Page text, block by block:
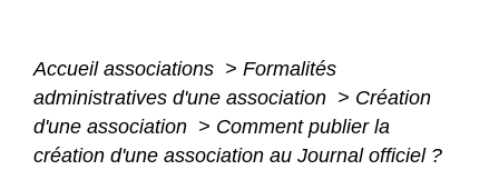
Accueil associations > Formalités
administratives d'une association > Création
d'une association > Comment publier la
création d'une association au Journal officiel ?